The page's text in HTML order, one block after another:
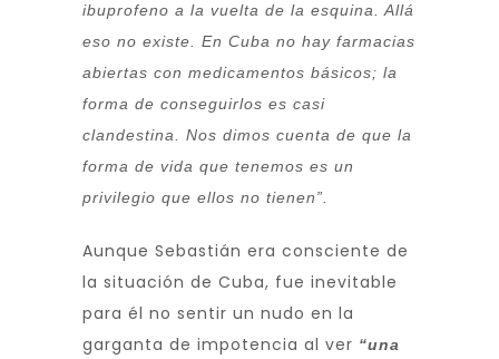
ibuprofeno a la vuelta de la esquina. Allá
eso no existe. En Cuba no hay farmacias
abiertas con medicamentos básicos; la
forma de conseguirlos es casi
clandestina. Nos dimos cuenta de que la
forma de vida que tenemos es un
privilegio que ellos no tienen”.
Aunque Sebastián era consciente de
la situación de Cuba, fue inevitable
para él no sentir un nudo en la
garganta de impotencia al ver “una